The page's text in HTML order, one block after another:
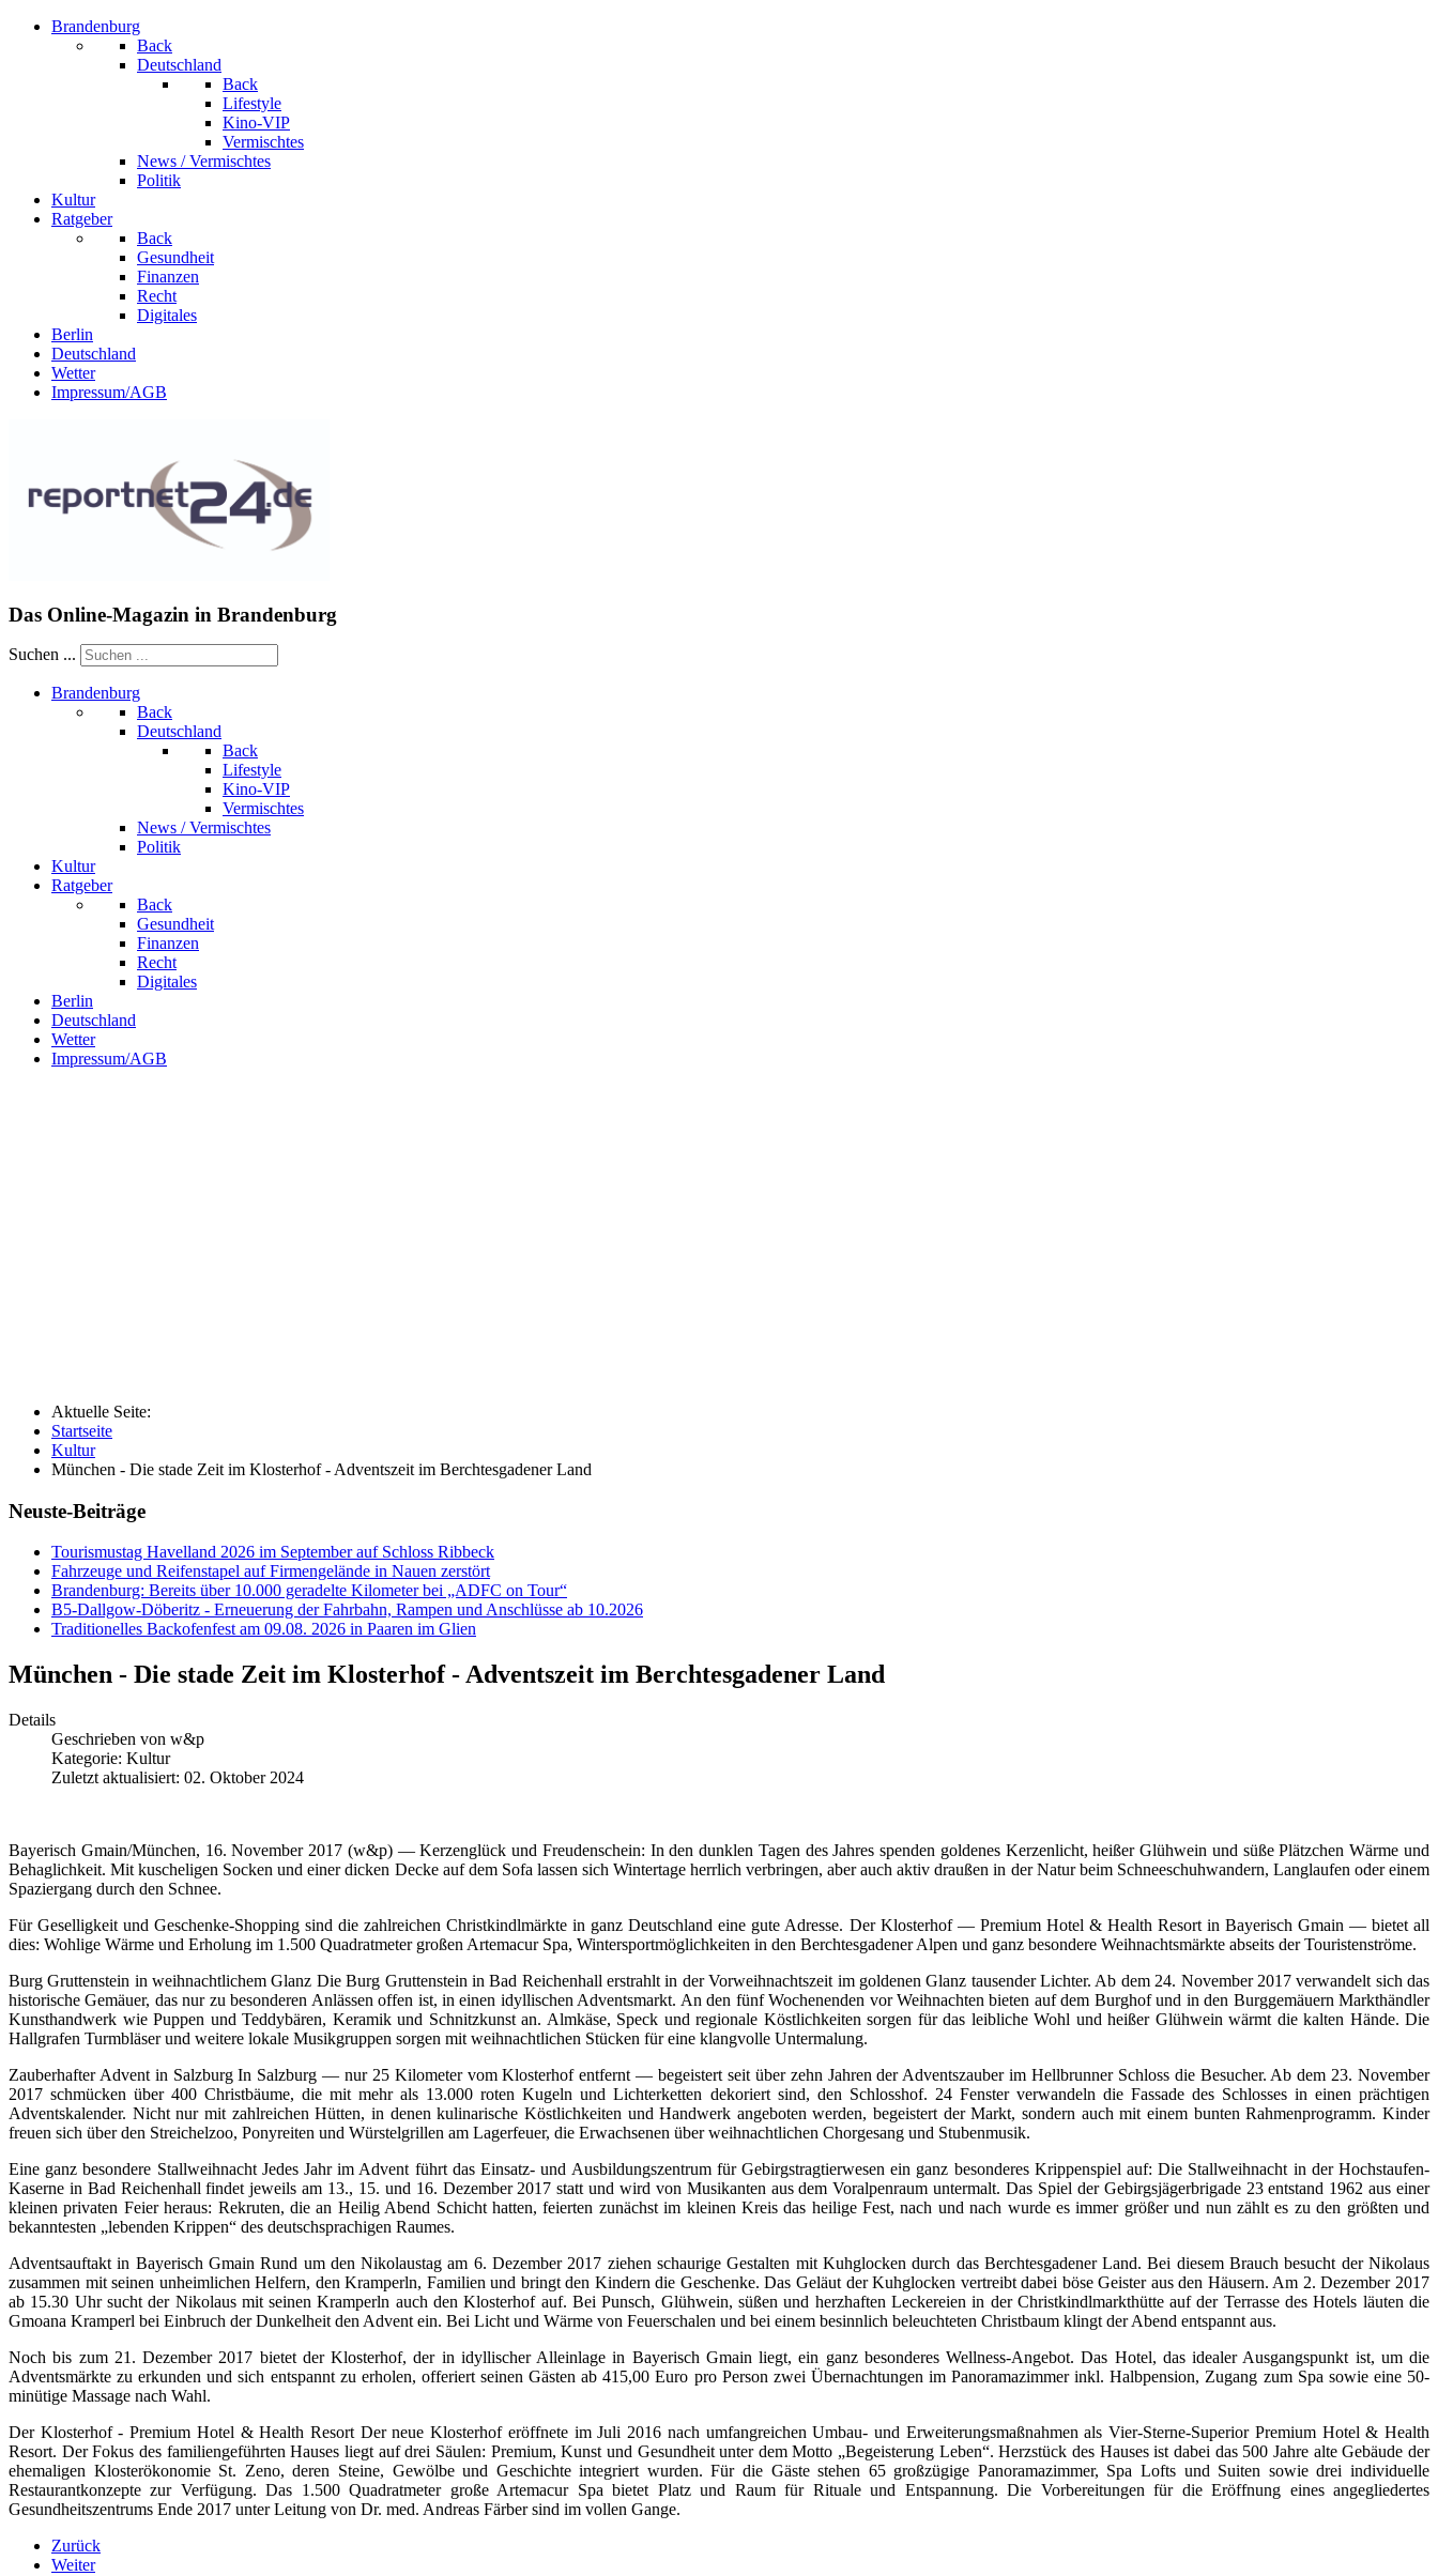
Brandenburg
Back
Deutschland
Back
Lifestyle
Kino-VIP
Vermischtes
News / Vermischtes
Politik
Kultur
Ratgeber
Back
Gesundheit
Finanzen
Recht
Digitales
Berlin
Deutschland
Wetter
Impressum/AGB
Das Online-Magazin in Brandenburg
Suchen ...
Brandenburg
Back
Deutschland
Back
Lifestyle
Kino-VIP
Vermischtes
News / Vermischtes
Politik
Kultur
Ratgeber
Back
Gesundheit
Finanzen
Recht
Digitales
Berlin
Deutschland
Wetter
Impressum/AGB
Aktuelle Seite:
Startseite
Kultur
München - Die stade Zeit im Klosterhof - Adventszeit im Berchtesgadener Land
Neuste-Beiträge
Tourismustag Havelland 2026 im September auf Schloss Ribbeck
Fahrzeuge und Reifenstapel auf Firmengelände in Nauen zerstört
Brandenburg: Bereits über 10.000 geradelte Kilometer bei „ADFC on Tour“
B5-Dallgow-Döberitz - Erneuerung der Fahrbahn, Rampen und Anschlüsse ab 10.2026
Traditionelles Backofenfest am 09.08. 2026 in Paaren im Glien
München - Die stade Zeit im Klosterhof - Adventszeit im Berchtesgadener Land
Details
Geschrieben von w&p
Kategorie: Kultur
Zuletzt aktualisiert: 02. Oktober 2024
Bayerisch Gmain/München, 16. November 2017 (w&p) — Kerzenglück und Freudenschein: In den dunklen Tagen des Jahres spenden goldenes Kerzenlicht, heißer Glühwein und süße Plätzchen Wärme und
Behaglichkeit. Mit kuscheligen Socken und einer dicken Decke auf dem Sofa lassen sich Wintertage herrlich verbringen, aber auch aktiv draußen in der Natur beim Schneeschuhwandern, Langlaufen oder einem
Spaziergang durch den Schnee.
Für Geselligkeit und Geschenke-Shopping sind die zahlreichen Christkindlmärkte in ganz Deutschland eine gute Adresse. Der Klosterhof — Premium Hotel & Health Resort in Bayerisch Gmain — bietet all
dies: Wohlige Wärme und Erholung im 1.500 Quadratmeter großen Artemacur Spa, Wintersportmöglichkeiten in den Berchtesgadener Alpen und ganz besondere Weihnachtsmärkte abseits der Touristenströme.
Burg Gruttenstein in weihnachtlichem Glanz Die Burg Gruttenstein in Bad Reichenhall erstrahlt in der Vorweihnachtszeit im goldenen Glanz tausender Lichter. Ab dem 24. November 2017 verwandelt sich das
historische Gemäuer, das nur zu besonderen Anlässen offen ist, in einen idyllischen Adventsmarkt. An den fünf Wochenenden vor Weihnachten bieten auf dem Burghof und in den Burggemäuern Markthändler
Kunsthandwerk wie Puppen und Teddybären, Keramik und Schnitzkunst an. Almkäse, Speck und regionale Köstlichkeiten sorgen für das leibliche Wohl und heißer Glühwein wärmt die kalten Hände. Die
Hallgrafen Turmbläser und weitere lokale Musikgruppen sorgen mit weihnachtlichen Stücken für eine klangvolle Untermalung.
Zauberhafter Advent in Salzburg In Salzburg — nur 25 Kilometer vom Klosterhof entfernt — begeistert seit über zehn Jahren der Adventszauber im Hellbrunner Schloss die Besucher. Ab dem 23. November
2017 schmücken über 400 Christbäume, die mit mehr als 13.000 roten Kugeln und Lichterketten dekoriert sind, den Schlosshof. 24 Fenster verwandeln die Fassade des Schlosses in einen prächtigen
Adventskalender. Nicht nur mit zahlreichen Hütten, in denen kulinarische Köstlichkeiten und Handwerk angeboten werden, begeistert der Markt, sondern auch mit einem bunten Rahmenprogramm. Kinder
freuen sich über den Streichelzoo, Ponyreiten und Würstelgrillen am Lagerfeuer, die Erwachsenen über weihnachtlichen Chorgesang und Stubenmusik.
Eine ganz besondere Stallweihnacht Jedes Jahr im Advent führt das Einsatz- und Ausbildungszentrum für Gebirgstragtierwesen ein ganz besonderes Krippenspiel auf: Die Stallweihnacht in der Hochstaufen-
Kaserne in Bad Reichenhall findet jeweils am 13., 15. und 16. Dezember 2017 statt und wird von Musikanten aus dem Voralpenraum untermalt. Das Spiel der Gebirgsjägerbrigade 23 entstand 1962 aus einer
kleinen privaten Feier heraus: Rekruten, die an Heilig Abend Schicht hatten, feierten zunächst im kleinen Kreis das heilige Fest, nach und nach wurde es immer größer und nun zählt es zu den größten und
bekanntesten „lebenden Krippen“ des deutschsprachigen Raumes.
Adventsauftakt in Bayerisch Gmain Rund um den Nikolaustag am 6. Dezember 2017 ziehen schaurige Gestalten mit Kuhglocken durch das Berchtesgadener Land. Bei diesem Brauch besucht der Nikolaus
zusammen mit seinen unheimlichen Helfern, den Kramperln, Familien und bringt den Kindern die Geschenke. Das Geläut der Kuhglocken vertreibt dabei böse Geister aus den Häusern. Am 2. Dezember 2017
ab 15.30 Uhr sucht der Nikolaus mit seinen Kramperln auch den Klosterhof auf. Bei Punsch, Glühwein, süßen und herzhaften Leckereien in der Christkindlmarkthütte auf der Terrasse des Hotels läuten die
Gmoana Kramperl bei Einbruch der Dunkelheit den Advent ein. Bei Licht und Wärme von Feuerschalen und bei einem besinnlich beleuchteten Christbaum klingt der Abend entspannt aus.
Noch bis zum 21. Dezember 2017 bietet der Klosterhof, der in idyllischer Alleinlage in Bayerisch Gmain liegt, ein ganz besonderes Wellness-Angebot. Das Hotel, das idealer Ausgangspunkt ist, um die
Adventsmärkte zu erkunden und sich entspannt zu erholen, offeriert seinen Gästen ab 415,00 Euro pro Person zwei Übernachtungen im Panoramazimmer inkl. Halbpension, Zugang zum Spa sowie eine 50-
minütige Massage nach Wahl.
Der Klosterhof - Premium Hotel & Health Resort Der neue Klosterhof eröffnete im Juli 2016 nach umfangreichen Umbau- und Erweiterungsmaßnahmen als Vier-Sterne-Superior Premium Hotel & Health
Resort. Der Fokus des familiengeführten Hauses liegt auf drei Säulen: Premium, Kunst und Gesundheit unter dem Motto „Begeisterung Leben“. Herzstück des Hauses ist dabei das 500 Jahre alte Gebäude der
ehemaligen Klosterökonomie St. Zeno, deren Steine, Gewölbe und Geschichte integriert wurden. Für die Gäste stehen 65 großzügige Panoramazimmer, Spa Lofts und Suiten sowie drei individuelle
Restaurantkonzepte zur Verfügung. Das 1.500 Quadratmeter große Artemacur Spa bietet Platz und Raum für Rituale und Entspannung. Die Vorbereitungen für die Eröffnung eines angegliedertes
Gesundheitszentrums Ende 2017 unter Leitung von Dr. med. Andreas Färber sind im vollen Gange.
Zurück
Weiter